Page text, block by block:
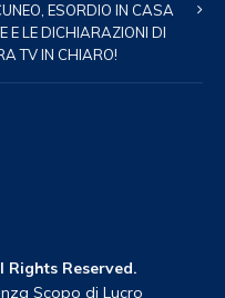
ESORDIO IN CASA
E LE DICHIARAZIONI DI
TV IN CHIARO!
Rights Reserved.
Scopo di Lucro